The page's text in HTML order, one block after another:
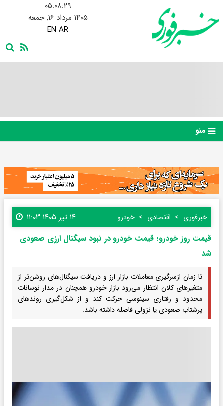
۰۵:۰۸:۳۰
۱۴۰۵ مرداد ۱۶, جمعه
EN AR
منو
خبرفوری اقتصادی خودرو ۱۴ تیر ۱۴۰۵ ۱۱:۰۳
قیمت روز خودرو؛ قیمت خودرو در نبود سیگنال ارزی صعودی
شد
تا زمان ازسرگیری معاملات بازار ارز و دریافت سیگنال‌های روشن‌تر از
متغیرهای کلان انتظار می‌رود بازار خودرو همچنان در مدار نوسانات
محدود و رفتاری سینوسی حرکت کند و از شکل‌گیری روندهای
پرشتاب صعودی یا نزولی فاصله داشته باشد.